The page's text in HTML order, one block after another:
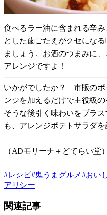
食べるラー油に含まれる辛
とした歯ごたえがクセにな
ましょう。お酒のつまみに
アレンジですよ！
いかがでしたか？ 市販のポ
ンジを加えるだけで主役級
そうな後引く味わいをプラ
も、アレンジポテトサラダ
（ADモリーナ＋どてらい堂）
#レシピ#鬼うまグルメ#おい
アリシー
関連記事